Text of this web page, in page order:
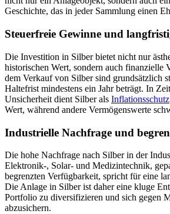
Geschichte, das in jeder Sammlung einen
Steuerfreie Gewinne und
Die Investition in Silber bietet nicht nur
historischen Wert, sondern auch finanzielle
dem Verkauf von Silber sind grundsätzlich
Haltefrist mindestens ein Jahr beträgt. In
Unsicherheit dient Silber als Inflationsschutz
Wert, während andere Vermögenswerte
Industrielle Nachfrage und
Die hohe Nachfrage nach Silber in der
Elektronik-, Solar- und Medizintechnik,
begrenzten Verfügbarkeit, spricht für eine
Die Anlage in Silber ist daher eine kluge
Portfolio zu diversifizieren und sich gegen
abzusichern.